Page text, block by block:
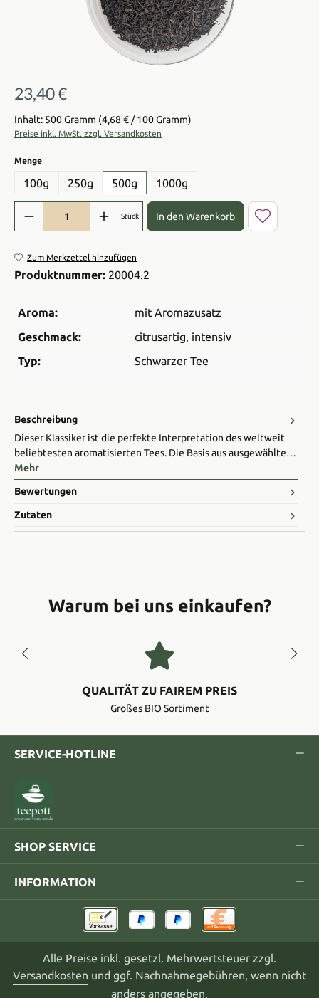
Regulärer Preis:
23,40 €
Inhalt: 500 Gramm (4,68 € / 100 Gramm)
Preise inkl. MwSt. zzgl. Versandkosten
Mengeauswählen
100g 250g 500g 1000g
Produkt Anzahl: Gib den gewünschten Wert ein oder benutze die
Stück In den Warenkorb
Zum Merkzettel hinzufügen
Produktnummer: 20004.2
Aroma:
mit Aromazusatz
Geschmack:
citrusartig, intensiv
Typ:
Schwarzer Tee
Beschreibung
Dieser Klassiker ist die perfekte Interpretation des weltweit
beliebtesten aromatisierten Tees. Die Basis aus ausgewählte…
Mehr
Bewertungen
Zutaten
Warum bei uns einkaufen?
QUALITÄT ZU FAIREM PREIS
Großes BIO Sortiment
SERVICE-HOTLINE
SHOP SERVICE
INFORMATION
Alle Preise inkl. gesetzl. Mehrwertsteuer zzgl.
Versandkosten und ggf. Nachnahmegebühren, wenn nicht
anders angegeben.